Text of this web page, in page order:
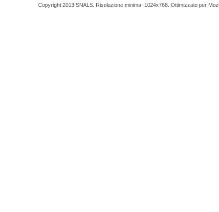
Copyright 2013 SNALS. Risoluzione minima: 1024x768. Ottimizzato per